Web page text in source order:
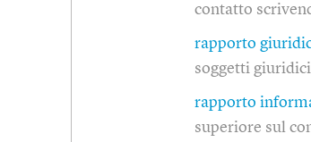
contatto
rapporto
soggetti
rapporto
superiore sul